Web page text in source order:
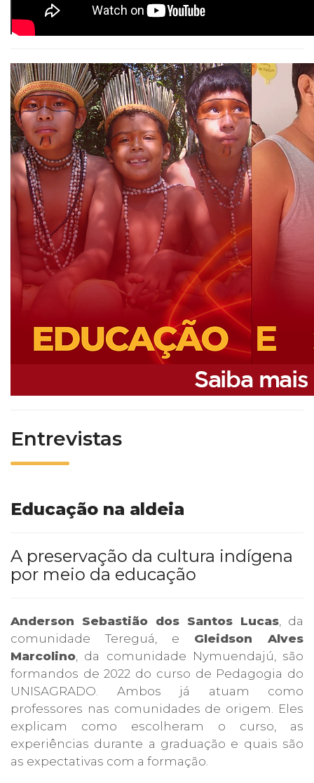
Entrevistas
Educação na aldeia
A preservação da cultura indígena
por meio da educação
Anderson Sebastião dos Santos Lucas , da
comunidade Tereguá, e Gleidson Alves
Marcolino , da comunidade Nymuendajú, são
formandos de 2022 do curso de Pedagogia do
UNISAGRADO. Ambos já atuam como
professores nas comunidades de origem. Eles
explicam como escolheram o curso, as
experiências durante a graduação e quais são
as expectativas com a formação.